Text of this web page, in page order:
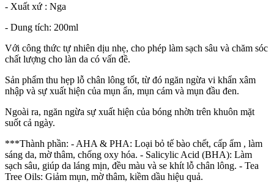
- Xuất xứ : Nga
- Dung tích: 200ml
Với công thức tự nhiên dịu nhẹ, cho phép làm sạch sâu và chăm sóc
chất lượng cho làn da có vấn đề.
Sản phẩm thu hẹp lỗ chân lông tốt, từ đó ngăn ngừa vi khẩn xâm
nhập và sự xuất hiện của mụn ẩn, mụn cám và mụn đầu đen.
Ngoài ra, ngăn ngừa sự xuất hiện của bóng nhờn trên khuôn mặt
suốt cả ngày.
***Thành phần: - AHA & PHA: Loại bỏ tế bào chết, cấp ẩm , làm
sáng da, mờ thâm, chống oxy hóa. - Salicylic Acid (BHA): Làm
sạch sâu, giúp da láng mịn, đều màu và se khít lỗ chân lông. - Tea
Tree Oils: Giảm mụn, mờ thâm, kiềm dầu hiệu quả.